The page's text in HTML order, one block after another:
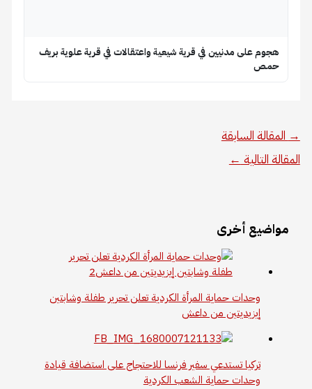
هجوم على مدنيين في قرية شيعية واعتقالات في قرية علوية بريف
حمص
→ المقالة السابقة
المقالة التالية ←
مواضيع أخرى
وحدات حماية المرأة الكردية تعلن تحرير طفلة وشابتين
إيزيديتين من داعش
تركيا تستدعي سفير فرنسا للاحتجاج على استضافة قيادة
وحدات حماية الشعب الكردية